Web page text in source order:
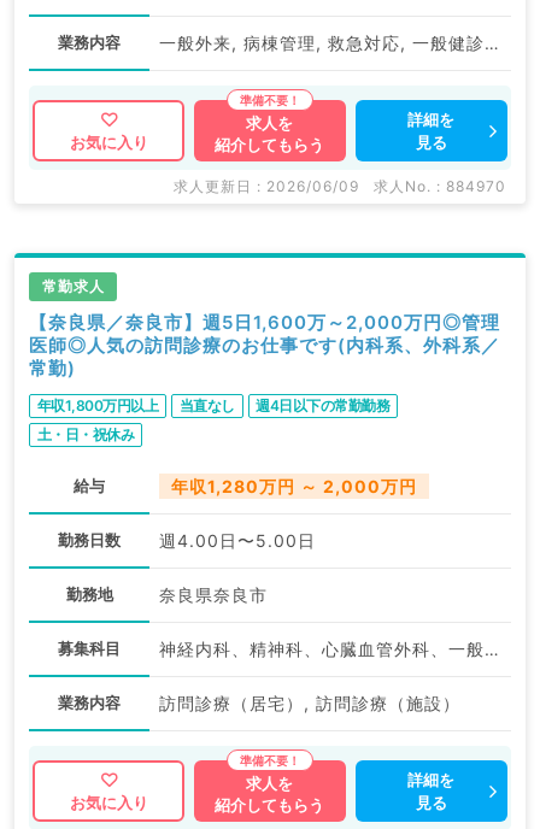
業務内容 一般外来, 病棟管理, 救急対応, 一般健診・人間ドック, その他, 病棟管理, その他
お気に入り
求人を
紹介してもらう
詳細を
見る
求人更新日 : 2026/06/09 求人No. : 884970
常勤求人
【奈良県／奈良市】週5日1,600万～2,000万円◎管理
医師◎人気の訪問診療のお仕事です(内科系、外科系／
常勤)
年収1,800万円以上 当直なし
週4日以下の常勤勤務
土・日・祝休み
給与 年収1,280万円 ～ 2,000万円
勤務日数 週4.00日〜5.00日
勤務地 奈良県奈良市
募集科目 神経内科、精神科、心臓血管外科、一般内科、循環器内科、呼吸器内科、消化器内科、内分泌・代謝内科、腎臓内科、老年内科、血液内科、外科系全般、一般外科、膠原病科
業務内容 訪問診療（居宅）, 訪問診療（施設）
お気に入り
求人を
紹介してもらう
詳細を
見る